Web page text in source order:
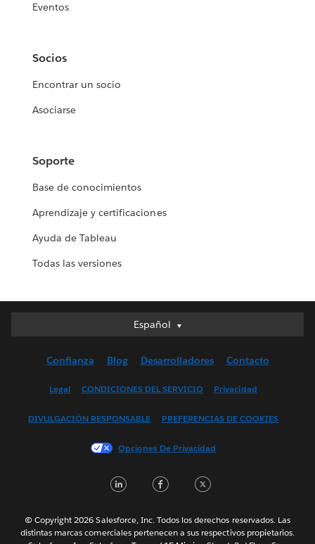
Eventos
Socios
Encontrar un socio
Asociarse
Soporte
Base de conocimientos
Aprendizaje y certificaciones
Ayuda de Tableau
Todas las versiones
Español
Español
English (UK)
Français (France)
한국어
Português
Svenska
Confianza Blog Desarrolladores Contacto
Legal CONDICIONES DEL SERVICIO Privacidad
DIVULGACIÓN RESPONSABLE PREFERENCIAS DE COOKIES
Opciones De Privacidad
LinkedInFacebook
© Copyright 2026 Salesforce, Inc. Todos los derechos reservados. Las
distintas marcas comerciales pertenecen a sus respectivos propietarios.